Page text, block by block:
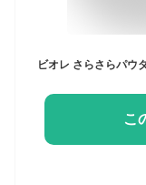
ビオレ さらさらパウ
こ